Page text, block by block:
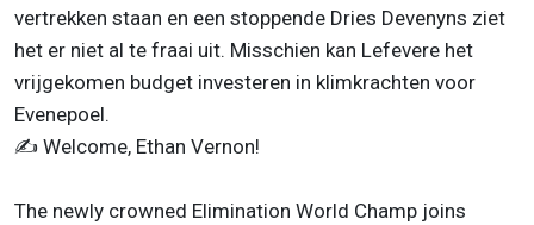
vertrekken staan en een stoppende Dries Devenyns ziet
het er niet al te fraai uit. Misschien kan Lefevere het
vrijgekomen budget investeren in klimkrachten voor
Evenepoel.
✍️ Welcome, Ethan Vernon!
The newly crowned Elimination World Champ joins